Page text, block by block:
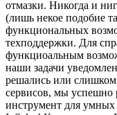
отмазки. Никогда и
(лишь некое подобие
функциональных
техподдержки. Для
функциоальным
наши задачи
решались или
сервисов, мы
инструмент для